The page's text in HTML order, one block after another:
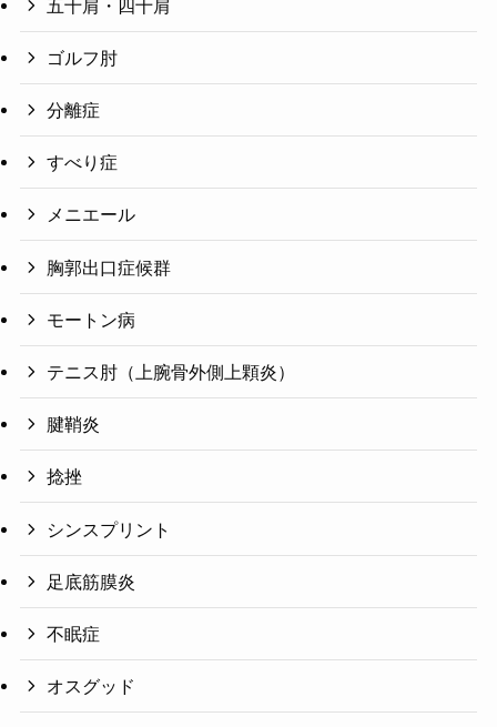
五十肩・四十肩
ゴルフ肘
分離症
すべり症
メニエール
胸郭出口症候群
モートン病
テニス肘（上腕骨外側上顆炎）
腱鞘炎
捻挫
シンスプリント
足底筋膜炎
不眠症
オスグッド